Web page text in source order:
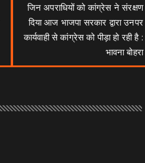
जिन अपराधियों को कांग्रेस ने संरक्षण
दिया आज भाजपा सरकार द्वारा उनपर
कार्यवाही से कांग्रेस को पीड़ा हो रही है :
भावना बोहरा